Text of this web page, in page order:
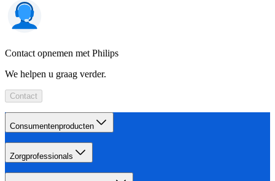
Contact opnemen met Philips
We helpen u graag verder.
Contact
Consumentenproducten
Zorgprofessionals